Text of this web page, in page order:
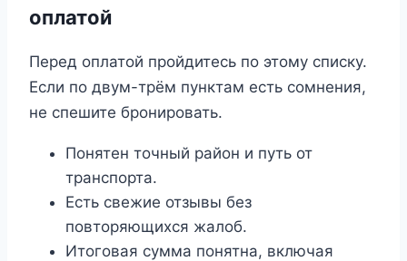
оплатой
Перед оплатой пройдитесь по этому списку.
Если по двум-трём пунктам есть сомнения,
не спешите бронировать.
Понятен точный район и путь от
транспорта.
Есть свежие отзывы без
повторяющихся жалоб.
Итоговая сумма понятна, включая